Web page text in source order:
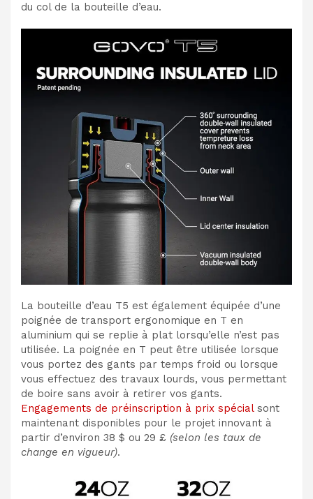
du col de la bouteille d’eau.
La bouteille d’eau T5 est également équipée d’une
poignée de transport ergonomique en T en
aluminium qui se replie à plat lorsqu’elle n’est pas
utilisée. La poignée en T peut être utilisée lorsque
vous portez des gants par temps froid ou lorsque
vous effectuez des travaux lourds, vous permettant
de boire sans avoir à retirer vos gants.
Engagements de préinscription à prix spécialsont
maintenant disponibles pour le projet innovant à
partir d’environ 38 $ ou 29 £ (selon les taux de
change en vigueur).